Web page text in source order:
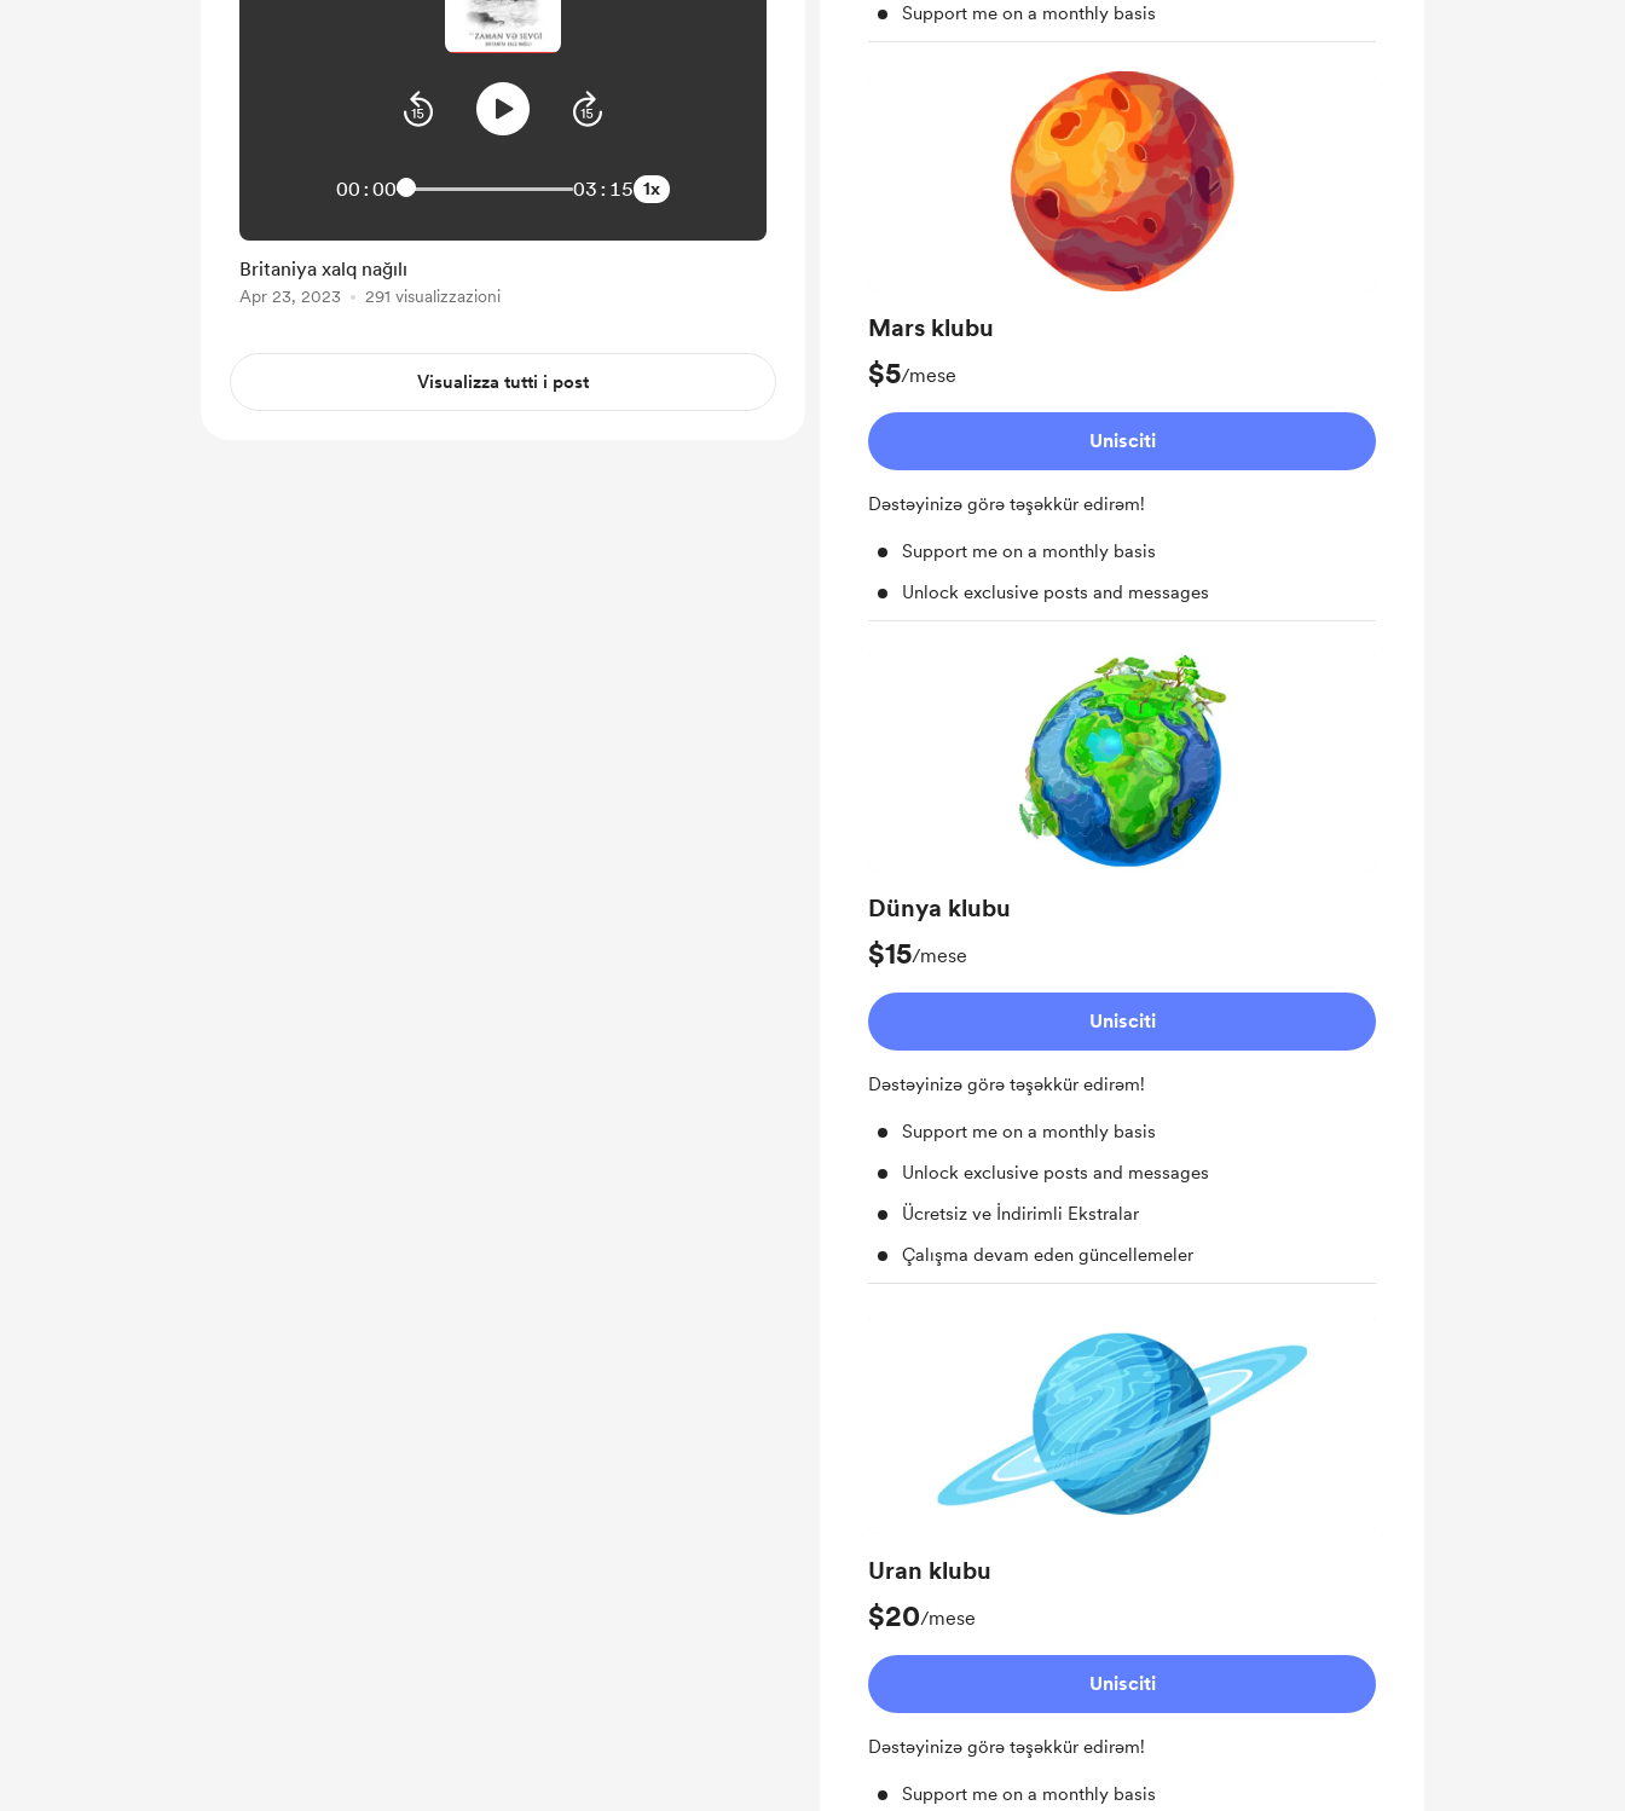
Support me on a monthly basis
Mars klubu
$5/mese
Unisciti
Dəstəyinizə görə təşəkkür edirəm!
Support me on a monthly basis
Unlock exclusive posts and messages
Dünya klubu
$15/mese
Unisciti
Dəstəyinizə görə təşəkkür edirəm!
Support me on a monthly basis
Unlock exclusive posts and messages
Ücretsiz ve İndirimli Ekstralar
Çalışma devam eden güncellemeler
Uran klubu
$20/mese
Unisciti
Dəstəyinizə görə təşəkkür edirəm!
Support me on a monthly basis
00:00 03:15 1x
Britaniya xalq nağılı
Apr 23, 2023 291 visualizzazioni
Visualizza tutti i post